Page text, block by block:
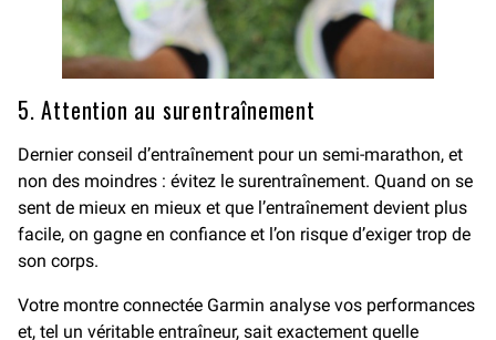
5. Attention au surentraînement
Dernier conseil d’entraînement pour un semi-marathon, et
non des moindres : évitez le surentraînement. Quand on se
sent de mieux en mieux et que l’entraînement devient plus
facile, on gagne en confiance et l’on risque d’exiger trop de
son corps.
Votre montre connectée Garmin analyse vos performances
et, tel un véritable entraîneur, sait exactement quelle